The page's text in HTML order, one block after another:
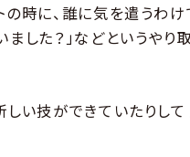
時に、誰に気を遣うわ
した？」などというや
い技ができていたりして